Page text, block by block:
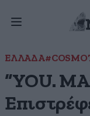
ΕΛΛΑΔΑ
“YOU.